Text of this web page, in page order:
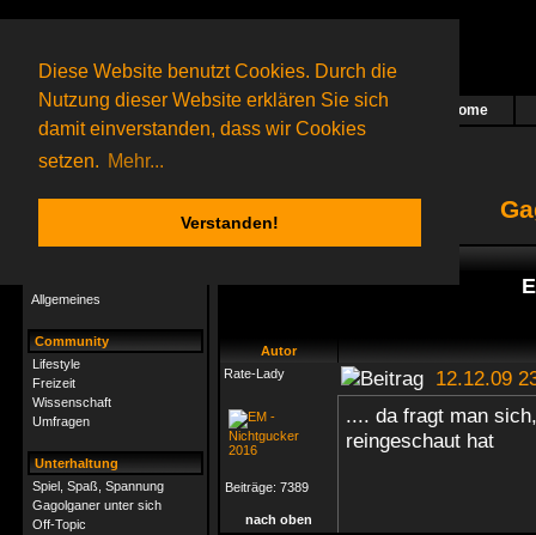
Diese Website benutzt Cookies. Durch die
Nutzung dieser Website erklären Sie sich
damit einverstanden, dass wir Cookies
setzen. Mehr...
Verstanden!
Das nächste Rätsel ist in Arbeit Home
17 Gagolganeronline(0 registrierte und 17 Gäste)
Gagolganer:
9732Rätsel online:
Allgemeines
Community
Lifestyle
Freizeit
Wissenschaft
Umfragen
Unterhaltung
Spiel, Spaß, Spannung
Gagolganer unter sich
Off-Topic
Autor
Rate-Lady
12.12.09
Beiträge: 7389
.... da fragt man
reingeschaut hat
nach oben